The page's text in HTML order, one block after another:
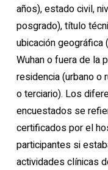
años), estado civil,
posgrado), título
ubicación geográfica
Wuhan o fuera de la
residencia (urbano o
o terciario). Los
encuestados se
certificados por el
participantes si
actividades clínicas